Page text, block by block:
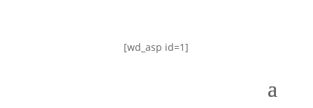
[wd_asp id=1]